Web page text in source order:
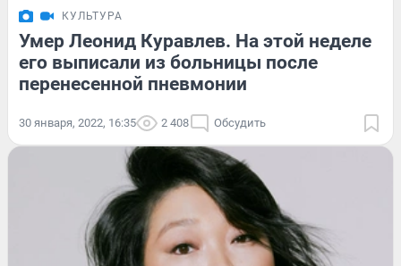
КУЛЬТУРА
Умер Леонид Куравлев. На этой неделе
его выписали из больницы после
перенесенной пневмонии
30 января, 2022, 16:35 2 408 Обсудить